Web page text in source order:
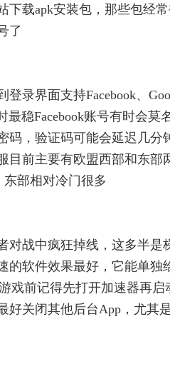
载apk安装包，那些包经
了
录界面支持Facebook、
最稳Facebook账号有时会
码，验证码可能会延迟几分
目前主要有欧盟西部和东部
部相对冷门很多
对战中疯狂掉线，这多半是
软件效果最好，它能单独
戏前记得先打开加速器再
好关闭其他后台App，尤其